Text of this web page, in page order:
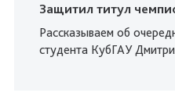
Защитил титул
Рассказываем об
студента КубГАУ